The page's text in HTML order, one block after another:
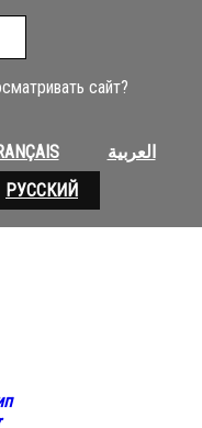
сайт?
العربية
РУССКИЙ